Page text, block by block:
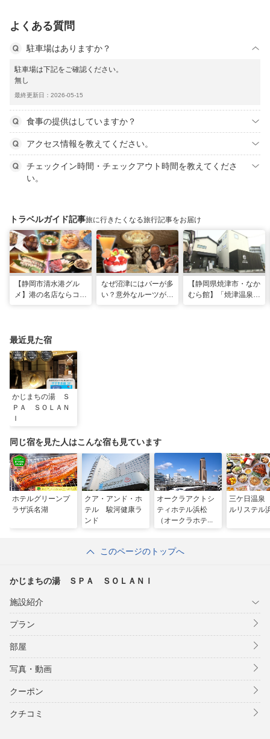
よくある質問
駐車場はありますか？
駐車場は下記をご確認ください。
無し
最終更新日：2026-05-15
食事の提供はしていますか？
アクセス情報を教えてください。
チェックイン時間・チェックアウト時間を教えてくださ
い。
トラベルガイド記事旅に行きたくなる旅行記事をお届け
【静岡市清水港グル
メ】港の名店ならコ
なぜ沼津にはバーが多
い？意外なルーツがわ
【静岡県焼津市・なか
むら館】「焼津温泉」
最近見た宿
かじまちの湯 Ｓ
ＰＡ ＳＯＬＡＮ
Ｉ
同じ宿を見た人はこんな宿も見ています
ホテルグリーンプ
ラザ浜名湖
クア・アンド・ホ
テル 駿河健康ラ
ンド
オークラアクトシ
ティホテル浜松
（オークラホテル
三ケ日温
ルリステル
このページのトップへ
かじまちの湯 ＳＰＡ ＳＯＬＡＮＩ
施設紹介
プラン
部屋
写真・動画
クーポン
クチコミ